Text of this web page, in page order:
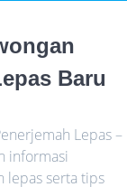
Baru
Lepas –
informasi
lepas serta tips